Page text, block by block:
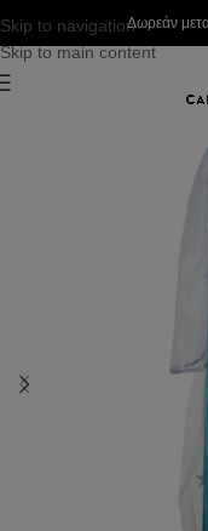
Skip to navigation
Skip to main content
Δωρεάν